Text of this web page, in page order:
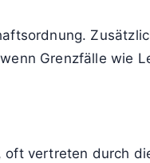
Grenzfälle wie
vertreten durch